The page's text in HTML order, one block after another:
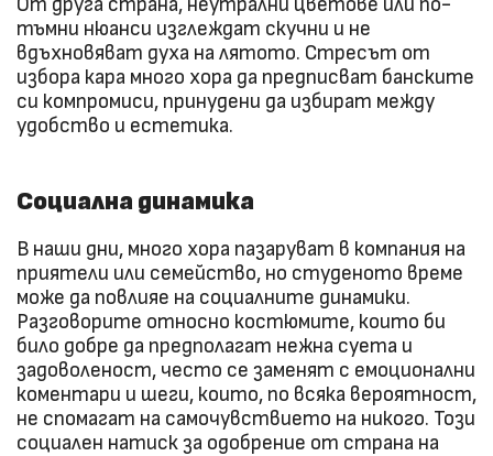
От друга страна, неутрални цветове или по-
тъмни нюанси изглеждат скучни и не
вдъхновяват духа на лятото. Стресът от
избора кара много хора да предписват банските
си компромиси, принудени да избират между
удобство и естетика.
Социална динамика
В наши дни, много хора пазаруват в компания на
приятели или семейство, но студеното време
може да повлияе на социалните динамики.
Разговорите относно костюмите, които би
било добре да предполагат нежна суета и
задоволеност, често се заменят с емоционални
коментари и шеги, които, по всяка вероятност,
не спомагат на самочувствието на никого. Този
социален натиск за одобрение от страна на